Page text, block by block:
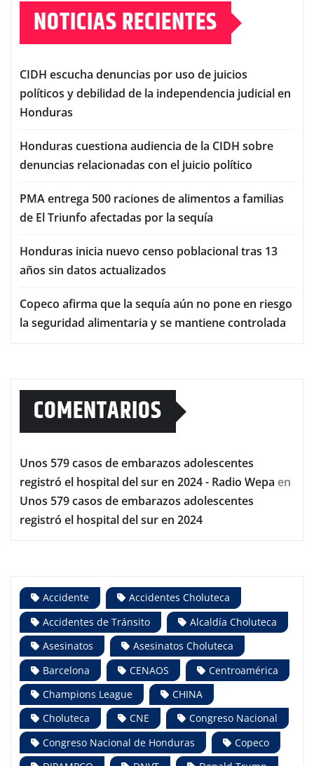
NOTICIAS RECIENTES
CIDH escucha denuncias por uso de juicios
políticos y debilidad de la independencia judicial en
Honduras
Honduras cuestiona audiencia de la CIDH sobre
denuncias relacionadas con el juicio político
PMA entrega 500 raciones de alimentos a familias
de El Triunfo afectadas por la sequía
Honduras inicia nuevo censo poblacional tras 13
años sin datos actualizados
Copeco afirma que la sequía aún no pone en riesgo
la seguridad alimentaria y se mantiene controlada
COMENTARIOS
Unos 579 casos de embarazos adolescentes
registró el hospital del sur en 2024 - Radio Wepa en
Unos 579 casos de embarazos adolescentes
registró el hospital del sur en 2024
Accidente
Accidentes Choluteca
Accidentes de Tránsito
Alcaldía Choluteca
Asesinatos
Asesinatos Choluteca
Barcelona
CENAOS
Centroamérica
Champions League
CHINA
Choluteca
CNE
Congreso Nacional
Congreso Nacional de Honduras
Copeco